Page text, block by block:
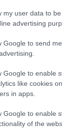
my user data to
advertising
Google to send me
Google to enable
like cookies
in apps.
Google to enable
of the
μου»: Νέο
που
της